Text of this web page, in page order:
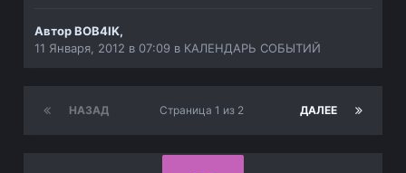
АвторBOB4IK,
11 Января, 2012 в 07:09 в КАЛЕНДАРЬ СОБЫТИЙ
НАЗАД ДАЛЕЕ
Страница 1 из 2